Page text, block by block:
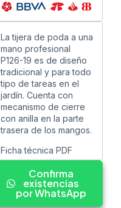
La tijera de poda a una
mano profesional
P126-19 es de diseño
tradicional y para todo
tipo de tareas en el
jardín. Cuenta con
mecanismo de cierre
con anilla en la parte
trasera de los mangos.
Ficha técnica PDF
Confirma
existencias
por WhatsApp